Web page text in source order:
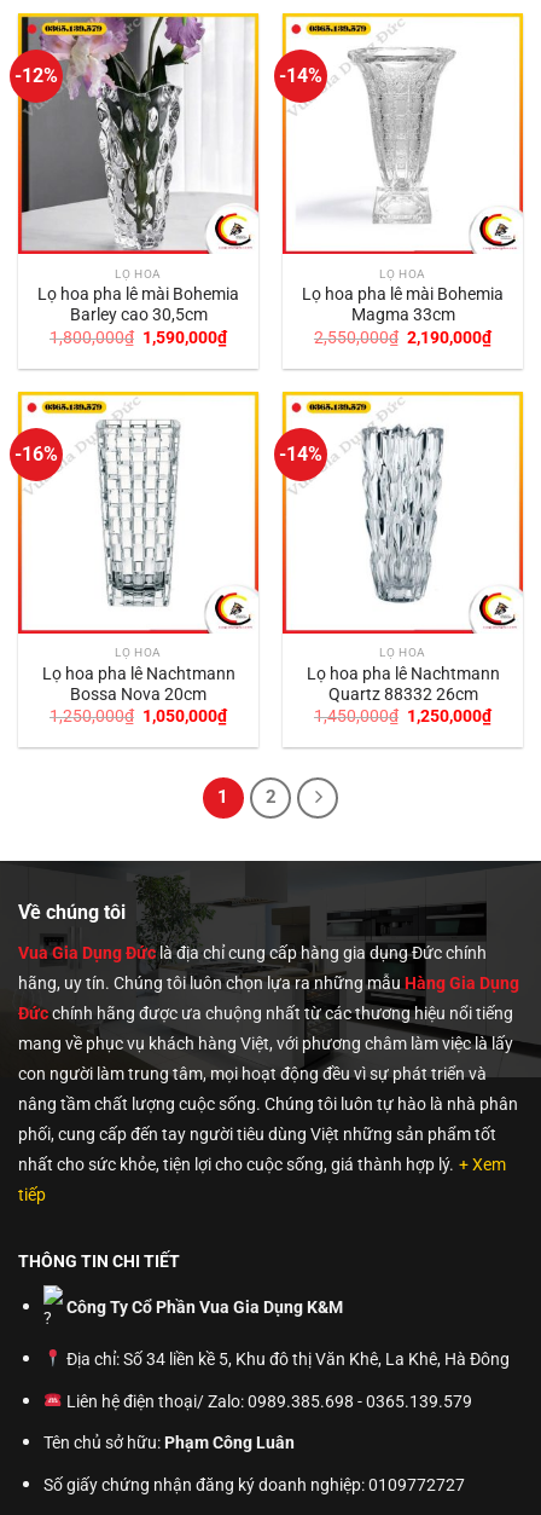
1,299,000₫.
-12%
LỌ HOA
Lọ hoa pha lê mài Bohemia
Barley cao 30,5cm
1,800,000₫ Giá
gốc
là:
1,590,000₫Giá
hiện
tại
1,590,000₫.
-14%
LỌ HOA
Lọ hoa pha lê mài Bohemia
Magma 33cm
2,550,000₫ Giá
gốc
là:
2,190,000₫Giá
hiện
tại
-16%
LỌ HOA
Lọ hoa pha lê Nachtmann
Bossa Nova 20cm
1,250,000₫ Giá
gốc
là:
1,050,000₫Giá
hiện
tại
1,050,000₫.
-14%
LỌ HOA
Lọ hoa pha lê Nachtmann
Quartz 88332 26cm
1,450,000₫ Giá
gốc
là:
1,250,000₫Giá
hiện
tại
1 2
Về chúng tôi
Vua Gia Dụng Đứclà địa chỉ cung cấp hàng gia dụng Đức chính
hãng, uy tín. Chúng tôiluôn chọn lựa ra những mẫu Hàng Gia Dụng
Đứcchính hãng được ưa chuộng nhất từ các thương hiệu nổi tiếng
mang về phục vụ khách hàng Việt, với phương châm làm việc là lấy
con người làm trung tâm, mọi hoạt động đều vì sự phát triển và
nâng tầm chất lượng cuộc sống. Chúng tôi luôn tự hào là nhà phân
phối, cung cấp đến tay người tiêu dùng Việt những sản phẩm tốt
nhất cho sức khỏe, tiện lợi cho cuộc sống, giá thành hợp lý. + Xem
tiếp
THÔNG TIN CHI TIẾT
Công Ty Cổ Phần Vua Gia Dụng K&M
Địa chỉ: Số 34 liền kề 5, Khu đô thị Văn Khê, La Khê, Hà Đông
Liên hệ điện thoại/ Zalo: 0989.385.698 - 0365.139.579
Tên chủ sở hữu:Phạm Công Luân
Số giấy chứng nhận đăng ký doanh nghiệp: 0109772727